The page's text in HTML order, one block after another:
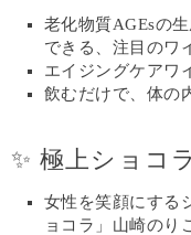
老化物質AGEsの
できる、注目のワ
エイジングケアワ
飲むだけで、体の
✨ 極上ショコ
女性を笑顔にする
ョコラ」山崎のり